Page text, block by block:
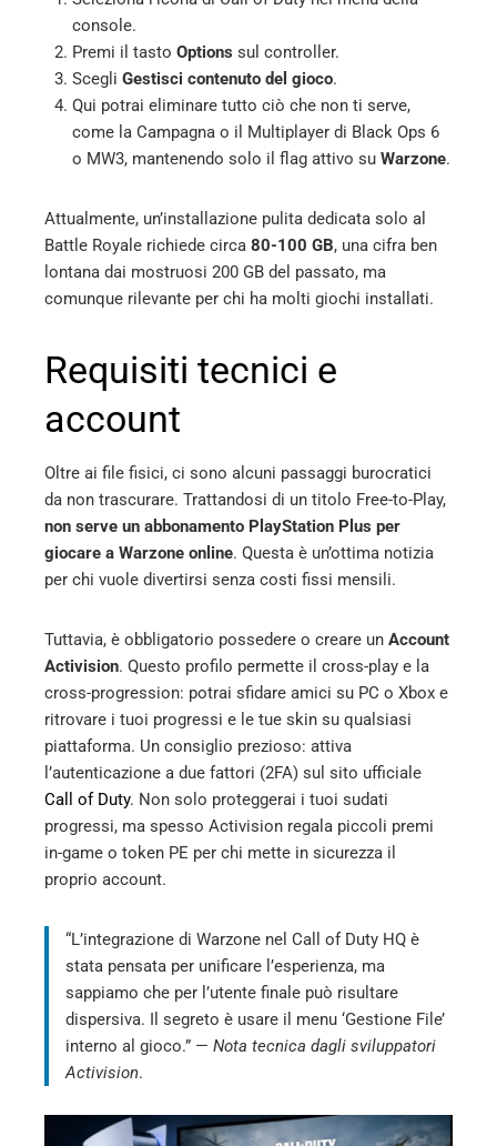
console.
Premi il tasto Options sul controller.
Scegli Gestisci contenuto del gioco.
Qui potrai eliminare tutto ciò che non ti serve,
come la Campagna o il Multiplayer di Black Ops 6
o MW3, mantenendo solo il flag attivo su Warzone.
Attualmente, un’installazione pulita dedicata solo al
Battle Royale richiede circa 80-100 GB, una cifra ben
lontana dai mostruosi 200 GB del passato, ma
comunque rilevante per chi ha molti giochi installati.
Requisiti tecnici e
account
Oltre ai file fisici, ci sono alcuni passaggi burocratici
da non trascurare. Trattandosi di un titolo Free-to-Play,
non serve un abbonamento PlayStation Plus per
giocare a Warzone online. Questa è un’ottima notizia
per chi vuole divertirsi senza costi fissi mensili.
Tuttavia, è obbligatorio possedere o creare un Account
Activision. Questo profilo permette il cross-play e la
cross-progression: potrai sfidare amici su PC o Xbox e
ritrovare i tuoi progressi e le tue skin su qualsiasi
piattaforma. Un consiglio prezioso: attiva
l’autenticazione a due fattori (2FA) sul sito ufficiale
Call of Duty. Non solo proteggerai i tuoi sudati
progressi, ma spesso Activision regala piccoli premi
in-game o token PE per chi mette in sicurezza il
proprio account.
“L’integrazione di Warzone nel Call of Duty HQ è
stata pensata per unificare l’esperienza, ma
sappiamo che per l’utente finale può risultare
dispersiva. Il segreto è usare il menu ‘Gestione File’
interno al gioco.” — Nota tecnica dagli sviluppatori
Activision.